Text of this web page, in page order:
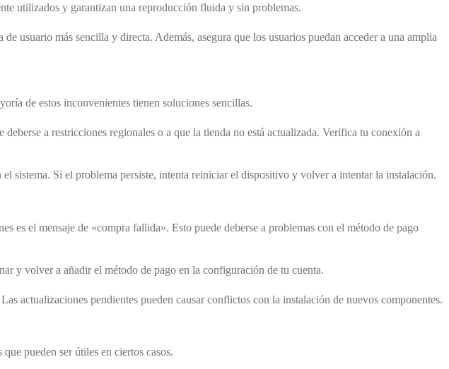
utilizados y garantizan una reproducción fluida y sin problemas.
usuario más sencilla y directa. Además, asegura que los usuarios puedan acceder a una amplia
de estos inconvenientes tienen soluciones sencillas.
deberse a restricciones regionales o a que la tienda no está actualizada. Verifica tu conexión a
sistema. Si el problema persiste, intenta reiniciar el dispositivo y volver a intentar la instalación.
es el mensaje de «compra fallida». Esto puede deberse a problemas con el método de pago
y volver a añadir el método de pago en la configuración de tu cuenta.
actualizaciones pendientes pueden causar conflictos con la instalación de nuevos componentes.
pueden ser útiles en ciertos casos.